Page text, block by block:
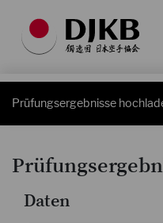
Prüfungsergebnisse
Daten